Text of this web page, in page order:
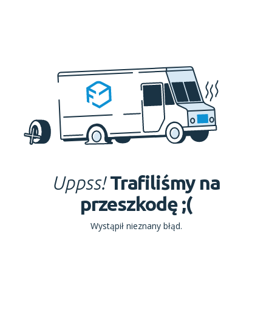
Uppss! Trafiliśmy na
przeszkodę ;(
Wystąpił nieznany błąd.